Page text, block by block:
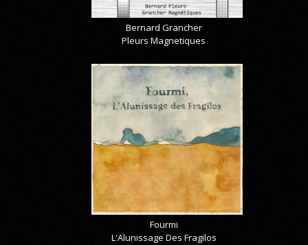
Bernard Grancher
Pleurs Magnetiques
Fourmi
L'Alunissage Des Fragilos